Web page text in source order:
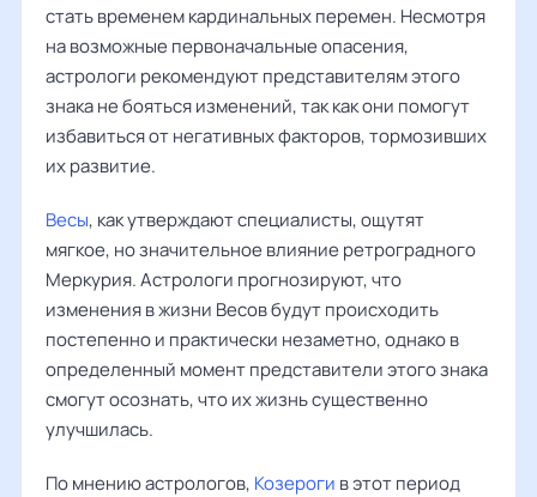
стать временем кардинальных перемен. Несмотря
на возможные первоначальные опасения,
астрологи рекомендуют представителям этого
знака не бояться изменений, так как они помогут
избавиться от негативных факторов, тормозивших
их развитие.
Весы, как утверждают специалисты, ощутят
мягкое, но значительное влияние ретроградного
Меркурия. Астрологи прогнозируют, что
изменения в жизни Весов будут происходить
постепенно и практически незаметно, однако в
определенный момент представители этого знака
смогут осознать, что их жизнь существенно
улучшилась.
По мнению астрологов, Козероги в этот период